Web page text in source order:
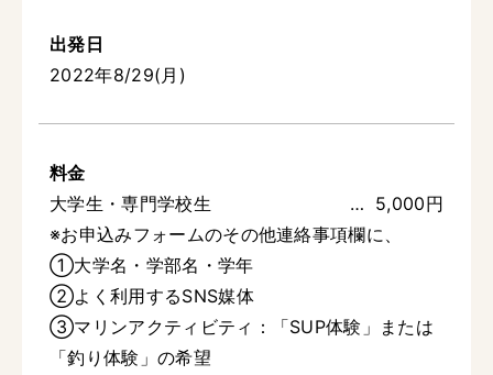
出発日
2022年8/29(月)
料金
大学生・専門学校生
5,000円
※お申込みフォームのその他連絡事項欄に、
①大学名・学部名・学年
②よく利用するSNS媒体
③マリンアクティビティ：「SUP体験」または
「釣り体験」の希望